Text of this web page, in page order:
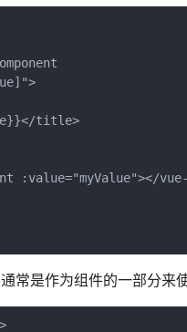
title>
:value="myValue"></
常是作为组件的一部分来